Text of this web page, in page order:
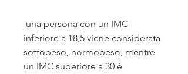
inferiore a 18,5 viene considerata
sottopeso, normopeso, mentre
un IMC superiore a 30 è